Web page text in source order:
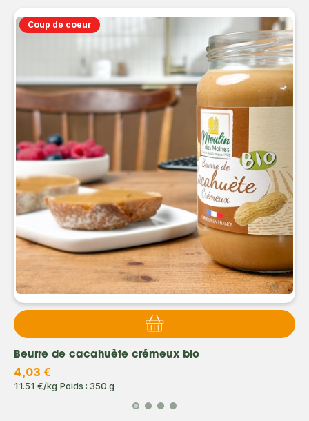
Coup de coeur
Beurre de cacahuète crémeux bio
4,03 €
11.51 €/kg Poids : 350 g